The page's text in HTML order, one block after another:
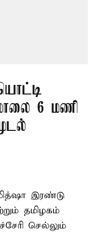
மாலை 6 மணி
இரண்டு
தமிழகம்
செல்லும்